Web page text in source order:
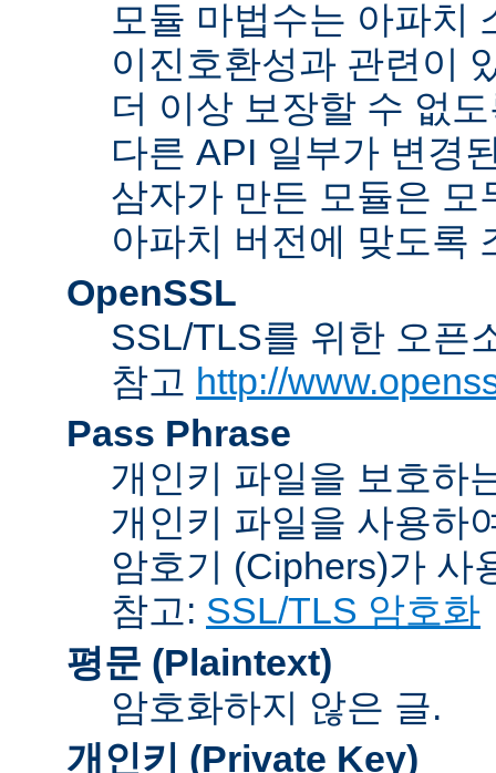
모듈 마법수는 아파치
이진호환성과 관련이
더 이상 보장할 수 없
다른 API 일부가 변경
삼자가 만든 모듈은
아파치 버전에 맞도록
OpenSSL
SSL/TLS를 위한 오픈
참고 http://
Pass Phrase
개인키 파일을 보호하
개인키 파일을 사용하
암호기 (Ciphers)가 사
참고: SSL/TLS 암호화
평문 (Plaintext)
암호화하지 않은 글.
개인키 (Private Key)